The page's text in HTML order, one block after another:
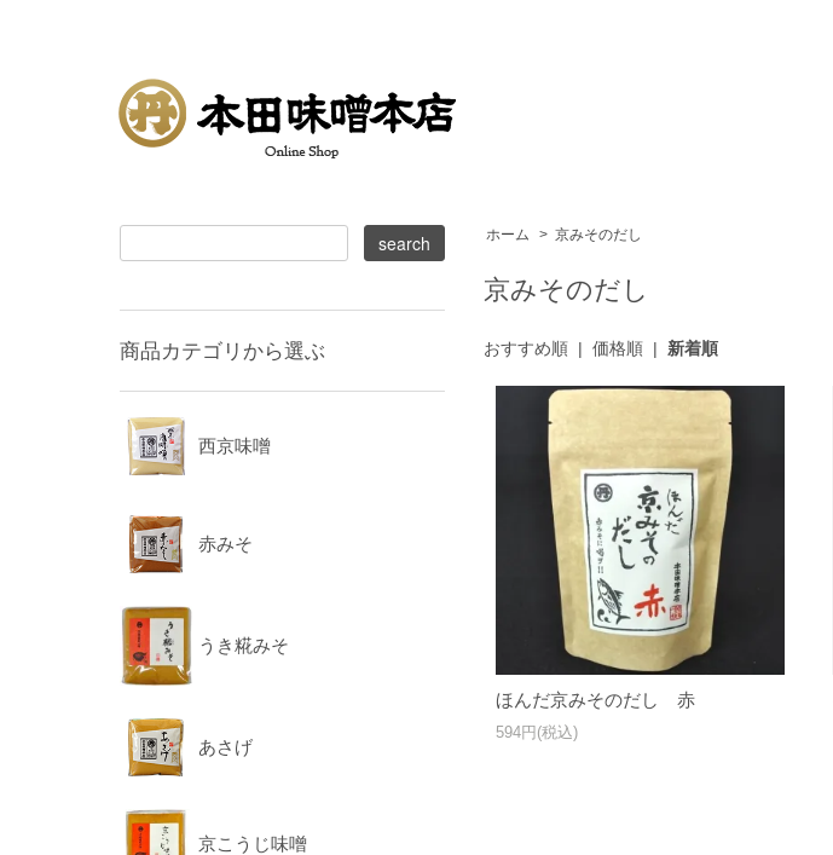
ホーム > 京みそのだし
京みそのだし
おすすめ順| 価格順| 新着順
ほんだ京みそのだし 赤
594円(税込)
商品カテゴリから選ぶ
西京味噌
赤みそ
うき糀みそ
あさげ
京こうじ味噌